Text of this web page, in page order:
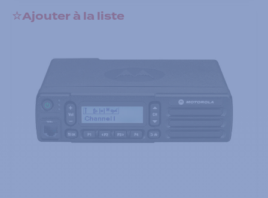
Ajouter à la liste